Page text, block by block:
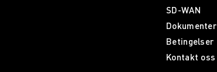
SD-WAN
Dokumenter
Betingelser
Kontakt oss